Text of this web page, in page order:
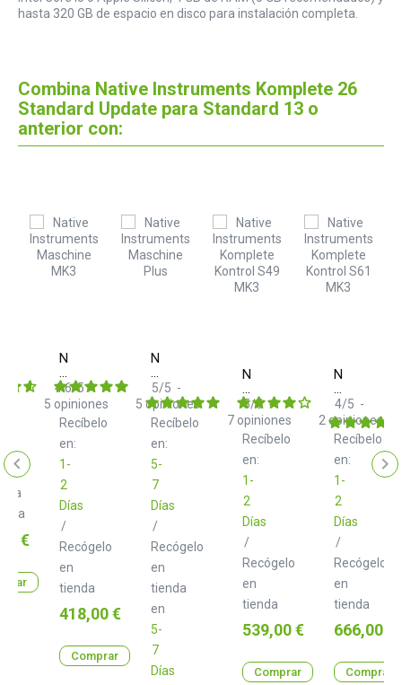
hasta 320 GB de espacio en disco para instalación completa.
Combina Native Instruments Komplete 26
Standard Update para Standard 13 o
anterior con:
€
Native
Instruments
Maschine
MK3
Recíbelo
en:
1-
2
Días
/
Recógelo
en
tienda
4.6/5-
5 opiniones
Precio
418,00 €
Comprar
Native
Instruments
Maschine+
Recíbelo
en:
5-
7
Días
/
Recógelo
en
tienda
en
5-
7
Días
5/5 -
5 opiniones
Native
Instruments
Kontrol
S49
MK3
Recíbelo
en:
1-
2
Días
/
Recógelo
en
tienda
5/5-
7 opiniones
Precio
539,00 €
Comprar
Native
Kontrol
S61
MK3
Recíbelo
en:
1-
2
Días
/
Recógelo
en
tienda
4/5 -
2 opiniones
Precio
666,00 €
Comprar